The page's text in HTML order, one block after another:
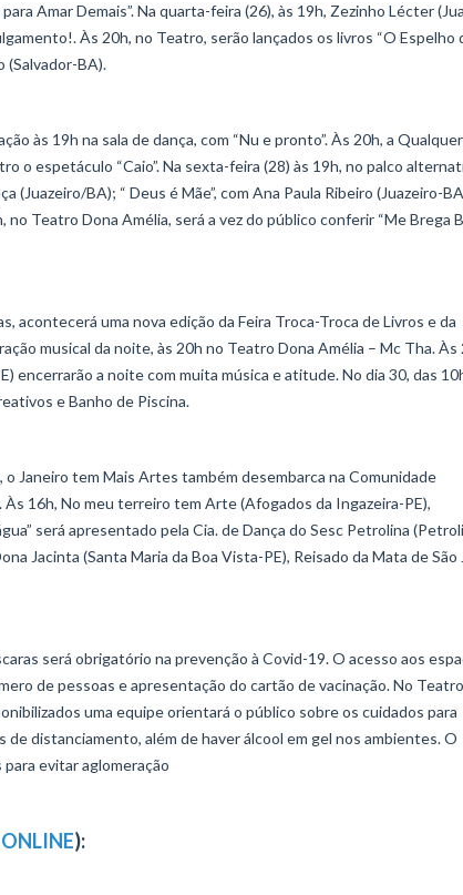
Amar Demais”. Na quarta-feira (26), às 19h, Zezinho Lécter
Às 20h, no Teatro, serão lançados os livros “O Espelho
(Salvador-BA).
às 19h na sala de dança, com “Nu e pronto”. Às 20h, a
o espetáculo “Caio”. Na sexta-feira (28) às 19h, no palco
(Juazeiro/BA); “ Deus é Mãe”, com Ana Paula Ribeiro (Juazeiro-
Teatro Dona Amélia, será a vez do público conferir “Me Brega
acontecerá uma nova edição da Feira Troca-Troca de Livros e da
musical da noite, às 20h no Teatro Dona Amélia – Mc Tha. Às
encerrarão a noite com muita música e atitude. No dia 30, das
e Banho de Piscina.
o Janeiro tem Mais Artes também desembarca na Comunidade
16h, No meu terreiro tem Arte (Afogados da Ingazeira-PE),
será apresentado pela Cia. de Dança do Sesc Petrolina
Jacinta (Santa Maria da Boa Vista-PE), Reisado da Mata de São
será obrigatório na prevenção à Covid-19. O acesso aos
de pessoas e apresentação do cartão de vacinação. No
uma equipe orientará o público sobre os cuidados para
distanciamento, além de haver álcool em gel nos ambientes. O
evitar aglomeração
):